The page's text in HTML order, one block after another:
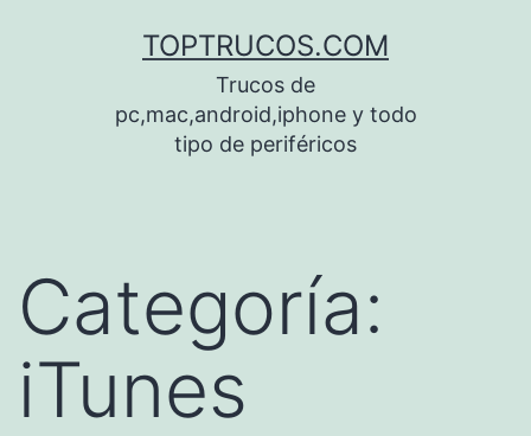
TOPTRUCOS.COM
Trucos de
pc,mac,android,iphone y todo
tipo de periféricos
Categoría:
iTunes